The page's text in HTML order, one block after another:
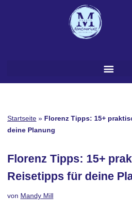
Startseite » Florenz Tipps: 15+
deine Planung
Florenz Tipps: 15+
Reisetipps für deine
von Mandy Mill